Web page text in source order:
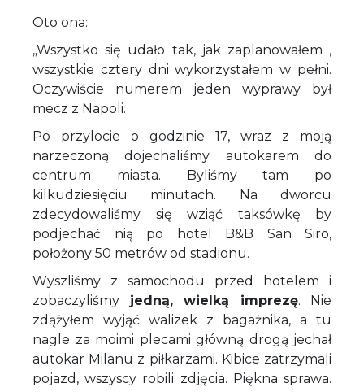
Oto ona:
„Wszystko się udało tak, jak zaplanowałem ,
wszystkie cztery dni wykorzystałem w pełni.
Oczywiście numerem jeden wyprawy był
mecz z Napoli.
Po przylocie o godzinie 17, wraz z moją
narzeczoną dojechaliśmy autokarem do
centrum miasta. Byliśmy tam po
kilkudziesięciu minutach. Na dworcu
zdecydowaliśmy się wziąć taksówkę by
podjechać nią po hotel B&B San Siro,
położony 50 metrów od stadionu.
Wyszliśmy z samochodu przed hotelem i
zobaczyliśmy jedną, wielką imprezę. Nie
zdążyłem wyjąć walizek z bagażnika, a tu
nagle za moimi plecami główną drogą jechał
autokar Milanu z piłkarzami. Kibice zatrzymali
pojazd, wszyscy robili zdjęcia. Piękna sprawa.